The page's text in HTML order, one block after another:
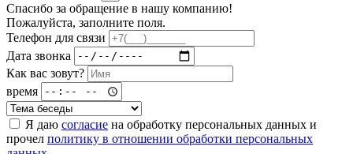
Спасибо за обращение в нашу компанию!
Пожалуйста, заполните поля.
Телефон для связи
Дата звонка
Как вас зовут?
время
Я даю согласие на обработку персональных данных и
прочел политику в отношении обработки персональных